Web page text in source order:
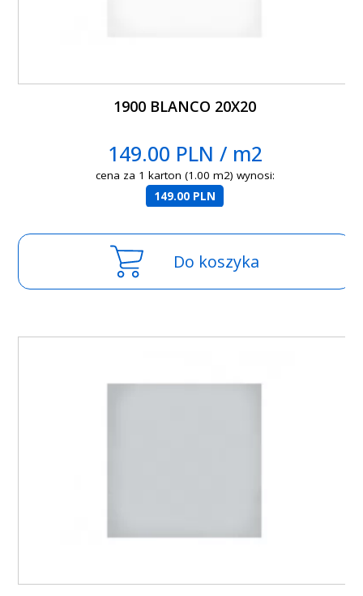
1900 BLANCO 20X20
149.00 PLN / m2
cena za 1 karton (1.00 m2) wynosi:
149.00 PLN
Do koszyka